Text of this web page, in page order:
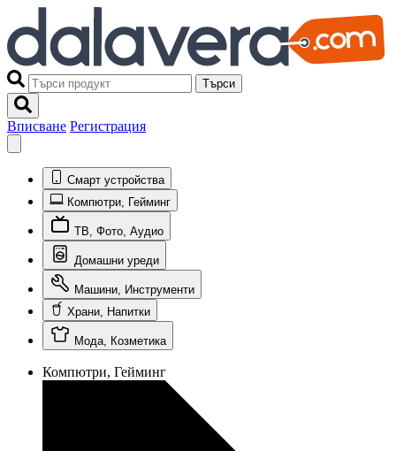
Търси
Вписване Регистрация
Смарт устройства
Компютри, Гейминг
ТВ, Фото, Аудио
Домашни уреди
Машини, Инструменти
Храни, Напитки
Мода, Козметика
Компютри, Гейминг